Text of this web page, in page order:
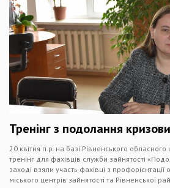
Тренінг з подолання
20 квітня п.р. на базі Рівненського обласного
тренінг для фахівців служби зайнятості
заході взяли участь фахівці з профорієнтації
міського центрів зайнятості та Рівненської